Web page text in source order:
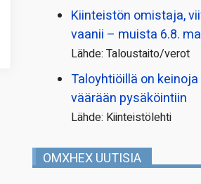
Kiinteistön omistaja,
vaanii – muista 6.8.
Lähde: Taloustaito/verot
Taloyhtiöillä on
väärään pysäköintiin
Lähde: Kiinteistölehti
OMXHEX UUTISIA